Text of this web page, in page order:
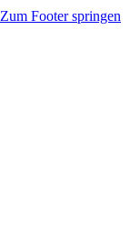
Zum Footer springen